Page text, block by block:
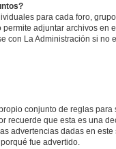
para cada foro,
adjuntar archivos en
con La Administración si no
conjunto de reglas
recuerde que esta es una
advertencias dadas en
fue advertido.